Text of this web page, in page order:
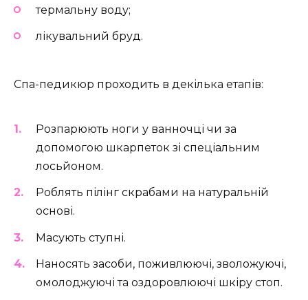
термальну воду;
лікувальний бруд.
Спа-педикюр проходить в декілька етапів:
Розпарюють ноги у ванночці чи за
допомогою шкарпеток зі спеціальним
лосьйоном.
Роблять пілінг скрабами на натуральній
основі.
Масують ступні.
Наносять засоби, поживлюючі, зволожуючі,
омолоджуючі та оздоровлюючі шкіру стоп.